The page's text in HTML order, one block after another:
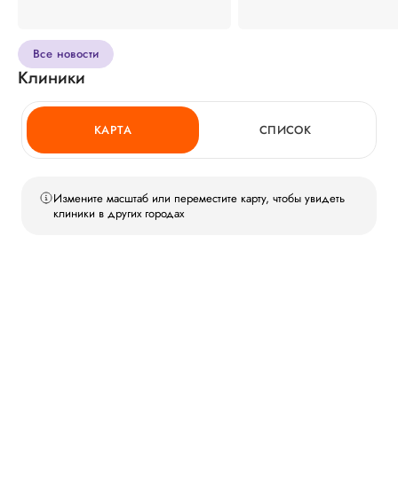
Все новости
Клиники
КАРТА СПИСОК
Измените масштаб или переместите карту, чтобы увидеть
клиники в других городах